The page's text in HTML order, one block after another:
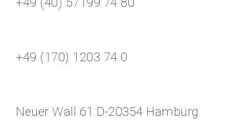
+49 (170) 1203 74 0
Neuer Wall 61 D-20354 Hamburg